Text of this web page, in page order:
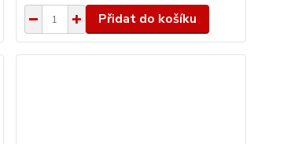
Přidat do košíku